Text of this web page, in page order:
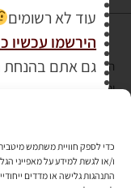
ו/או לגשת למידע על מאפייני
התנהגות גלישה או מדדים
והעומד בתקן אבטחה PCI DSS Level-1
עוד לא רשומים
הירשמו עכשיו
גם אתם בהנחת